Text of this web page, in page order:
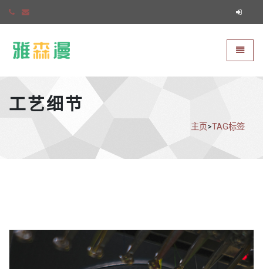
切换导
工艺细节
主页>TAG标签